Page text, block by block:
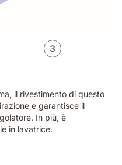
3
il rivestimento di questo
e garantisce il
In più, è
in lavatrice.